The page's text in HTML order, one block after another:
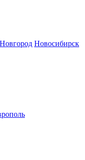
Новосибирск